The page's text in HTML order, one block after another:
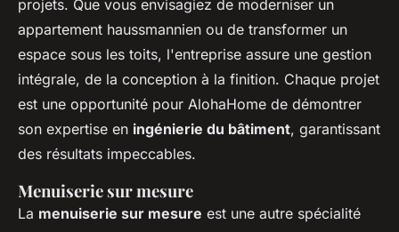
projets. Que vous envisagiez de moderniser un
appartement haussmannien ou de transformer un
espace sous les toits, l'entreprise assure une gestion
intégrale, de la conception à la finition. Chaque projet
est une opportunité pour AlohaHome de démontrer
son expertise en ingénierie du bâtiment, garantissant
des résultats impeccables.
Menuiserie sur mesure
La menuiserie sur mesure est une autre spécialité